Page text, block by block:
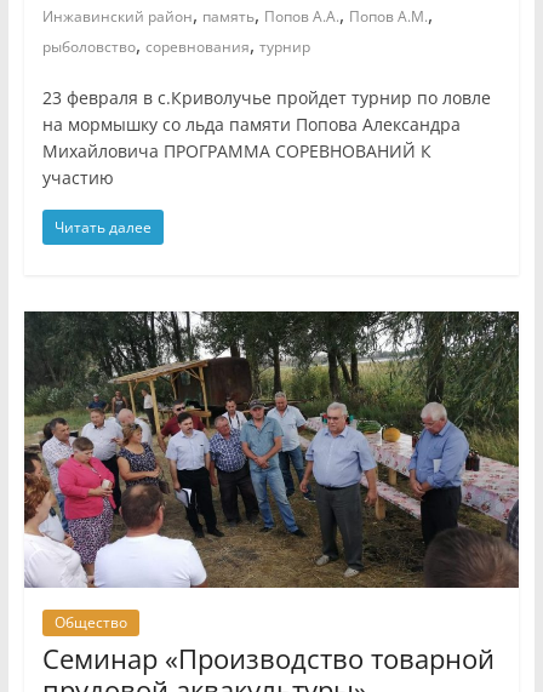
Инжавинский район, память, Попов А.А., Попов А.М.,
рыболовство, соревнования, турнир
23 февраля в с.Криволучье пройдет турнир по ловле
на мормышку со льда памяти Попова Александра
Михайловича ПРОГРАММА СОРЕВНОВАНИЙ К
участию
Читать далее
Общество
Семинар «Производство товарной